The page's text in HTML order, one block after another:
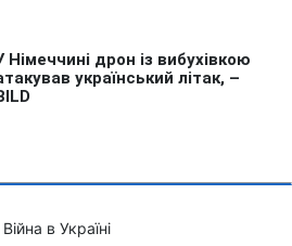
Війна в Україні